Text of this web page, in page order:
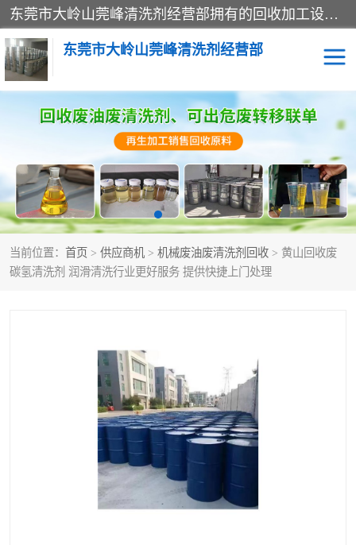
东莞市大岭山莞峰清洗剂经营部拥有的回收加工设备，大量废油回收、废清洗剂回收、废溶剂油回收、机械废油废清洗剂回收、废碳氢回收、碳氢液压油回收、碳氢二氯回收等废清洗剂处理；我们只是提供废旧化工原料的循环使用存放点，执行正规的存放，有正规的回收资质处理。同时我们公司批发零售回收级清洗剂，脱模油再生基础油，质量保证。
东莞市大岭山莞峰清洗剂经营部
当前位置： 首页 > 供应商机 > 机械废油废清洗剂回收 > 黄山回收废
碳氢清洗剂 润滑清洗行业更好服务 提供快捷上门处理
废清洗剂回收
废溶剂油回收 机械废油废清洗剂回收
废碳氢回收 碳氢液压油回收
碳氢二氯回收 回收废三四氯乙烯
回收废清洗剂 上门回收废清洗剂